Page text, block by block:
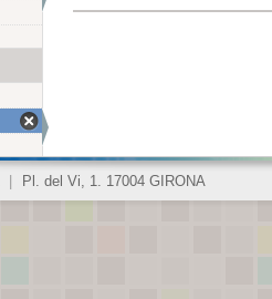
Pl. del Vi, 1. 17004 GIRONA